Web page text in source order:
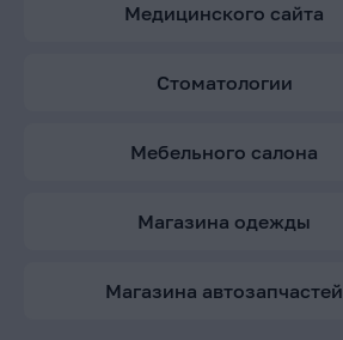
медицинского сайта
стоматологии
мебельного салона
магазина одежды
магазина автозапчастей